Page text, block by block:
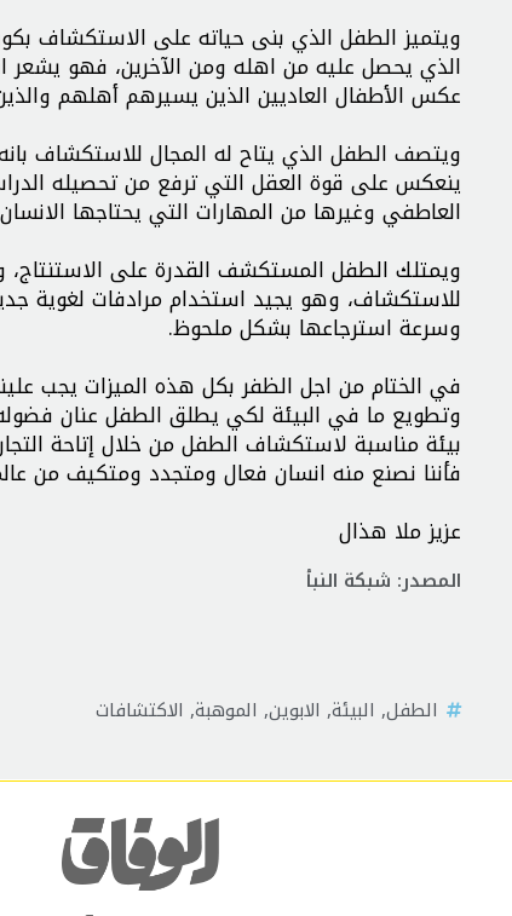
ويتميز الطفل الذي بنى حياته على الاستكشاف
الذي يحصل عليه من اهله ومن الآخرين، فهو يشعر
عكس الأطفال العاديين الذين يسيرهم أهلهم
ويتصف الطفل الذي يتاح له المجال للاستكشاف
ينعكس على قوة العقل التي ترفع من تحصيله
العاطفي وغيرها من المهارات التي يحتاجها
ويمتلك الطفل المستكشف القدرة على الاستنتاج،
للاستكشاف، وهو يجيد استخدام مرادفات لغوية
وسرعة استرجاعها بشكل ملحوظ.
في الختام من اجل الظفر بكل هذه الميزات يجب
وتطويع ما في البيئة لكي يطلق الطفل عنان
بيئة مناسبة لاستكشاف الطفل من خلال إتاحة
فأننا نصنع منه انسان فعال ومتجدد ومتكيف من
عزيز ملا هذال
المصدر: شبكة النبأ
الطفل, البيئة, الابوين, الموهبة, الاكتشافات